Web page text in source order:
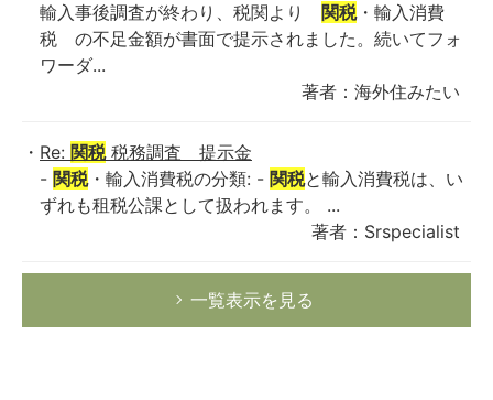
輸入事後調査が終わり、税関より 関税・輸入消費
税 の不足金額が書面で提示されました。続いてフォ
ワーダ...
著者：海外住みたい
Re: 関税税務調査 提示金
- 関税・輸入消費税の分類: - 関税と輸入消費税は、い
ずれも租税公課として扱われます。 ...
著者：Srspecialist
一覧表示を見る